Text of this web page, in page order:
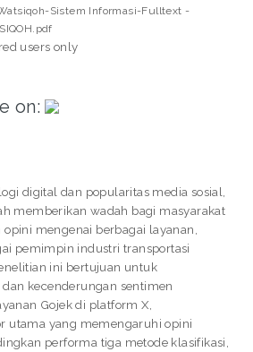
Sistem Informasi-Fulltext -
users only
on:
digital dan popularitas media sosial,
memberikan wadah bagi masyarakat
mengenai berbagai layanan,
pemimpin industri transportasi
ini bertujuan untuk
kecenderungan sentimen
Gojek di platform X,
utama yang memengaruhi opini
performa tiga metode klasifikasi,